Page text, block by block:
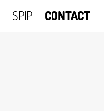
SPIP CONTACT